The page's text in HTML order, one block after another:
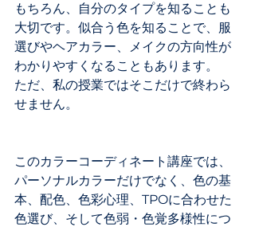
もちろん、自分のタイプを知ることも
大切です。似合う色を知ることで、服
選びやヘアカラー、メイクの方向性が
わかりやすくなることもあります。
ただ、私の授業ではそこだけで終わら
せません。
このカラーコーディネート講座では、
パーソナルカラーだけでなく、色の基
本、配色、色彩心理、TPOに合わせた
色選び、そして色弱・色覚多様性につ